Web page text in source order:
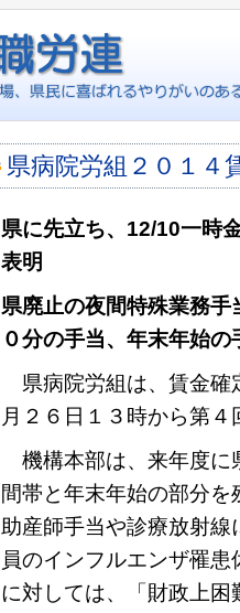
県病院労組２０１４
県に先立ち、12/10一時
表明
県廃止の夜間特殊業務
０分の手当、年末年始の
県病院労組は、賃金確
月２６日１３時から第
機構本部は、来年度に
間帯と年末年始の部分
助産師手当や診療放射
員のインフルエンザ罹
に対しては、「財政上